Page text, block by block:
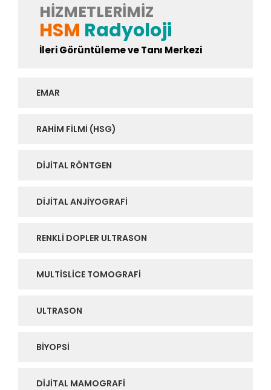
HIZMETLERIMIZ
HSM Radyoloji
İleri Görüntüleme ve Tanı Merkezi
EMAR
RAHIM FILMI (HSG)
DIJITAL RÖNTGEN
DIJITAL ANJIYOGRAFI
RENKLI DOPLER ULTRASON
MULTISLICE TOMOGRAFI
ULTRASON
BIYOPSI
DIJITAL MAMOGRAFI